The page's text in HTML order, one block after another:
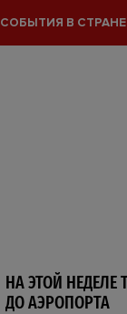
СОБЫТИЯ В СТРАНЕ
НА ЭТОЙ
ДО АЭРОПОРТА